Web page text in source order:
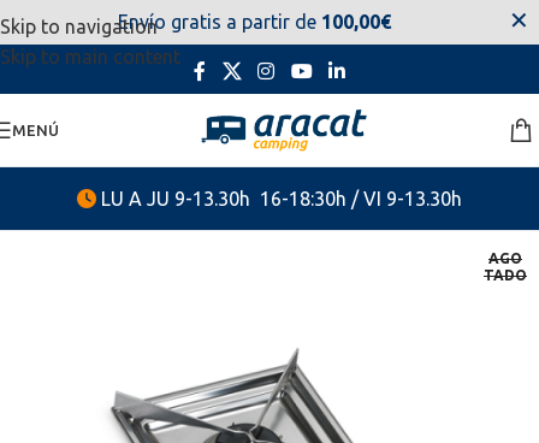
Skip to navigation
Skip to main content
estaremos disponibles. Disculpen las molestias.
MENÚ
LU A JU 9-13.30h 16-18:30h / VI 9-13.30h
Envío gratis a partir de 100,00€ ✕
AGO
TADO